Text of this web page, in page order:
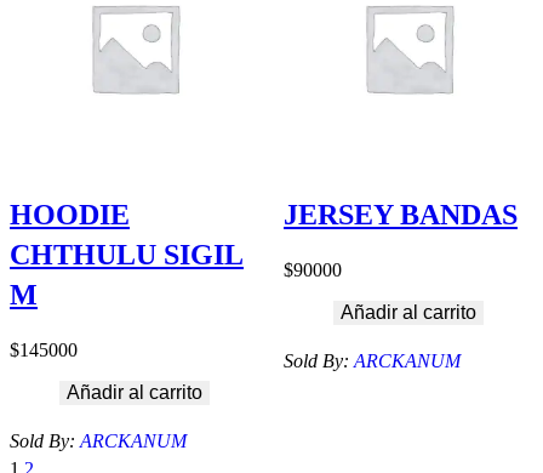
HOODIE
CHTHULU SIGIL
M
$145000
Añadir al carrito
Sold By: ARCKANUM
JERSEY BANDAS
$90000
Añadir al carrito
Sold By: ARCKANUM